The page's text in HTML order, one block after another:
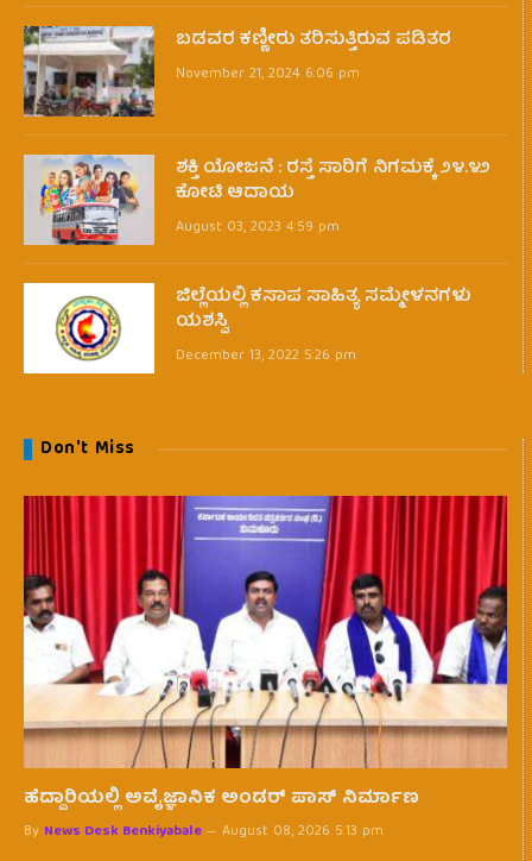
ಬಡವರ ಕಣ್ಣೀರು ತರಿಸುತ್ತಿರುವ ಪಡಿತರ
November 21, 2024 6:06 pm
ಶಕ್ತಿ ಯೋಜನೆ : ರಸ್ತೆ ಸಾರಿಗೆ ನಿಗಮಕ್ಕೆ ೨೪.೪೨
ಕೋಟಿ ಆದಾಯ
August 03, 2023 4:59 pm
ಜಿಲ್ಲೆಯಲ್ಲಿ ಕಸಾಪ ಸಾಹಿತ್ಯ ಸಮ್ಮೇಳನಗಳು
ಯಶಸ್ವಿ
December 13, 2022 5:26 pm
Don't Miss
ಹೆದ್ದಾರಿಯಲ್ಲಿ ಅವೈಜ್ಞಾನಿಕ ಅಂಡರ್ ಪಾಸ್ ನಿರ್ಮಾಣ
By News Desk Benkiyabale August 08, 2026 5:13 pm